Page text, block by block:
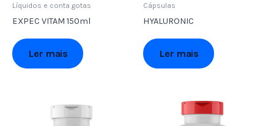
Líquidos e conta gotas
EXPEC VITAM 150ml
Ler mais
Cápsulas
HYALURONIC
Ler mais